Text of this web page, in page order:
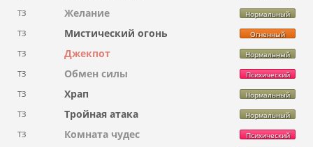
ТЗ Желание Нормальный
ТЗ Мистический огонь Огненный
ТЗ Джекпот Нормальный
ТЗ Обмен силы Психический
ТЗ Храп Нормальный
ТЗ Тройная атака Нормальный
ТЗ Комната чудес Психический